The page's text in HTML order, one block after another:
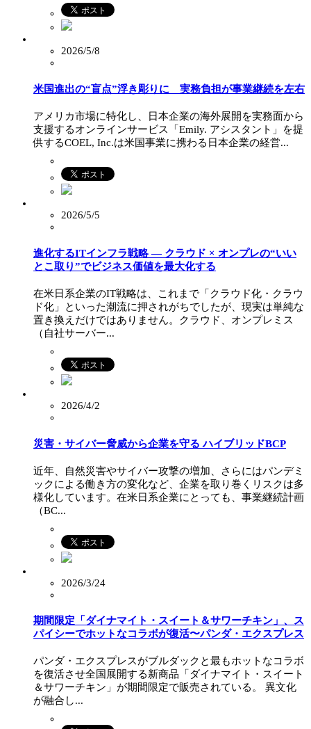
2026/5/8
米国進出の“盲点”浮き彫りに 実務負担が事業継続を左右
アメリカ市場に特化し、日本企業の海外展開を実務面から
支援するオンラインサービス「Emily. アシスタント」を提
供するCOEL, Inc.は米国事業に携わる日本企業の経営...
2026/5/5
進化するITインフラ戦略 — クラウド × オンプレの“いい
とこ取り”でビジネス価値を最大化する
在米日系企業のIT戦略は、これまで「クラウド化・クラウ
ド化」といった潮流に押されがちでしたが、現実は単純な
置き換えだけではありません。クラウド、オンプレミス
（自社サーバー...
2026/4/2
災害・サイバー脅威から企業を守る ハイブリッドBCP
近年、自然災害やサイバー攻撃の増加、さらにはパンデミ
ックによる働き方の変化など、企業を取り巻くリスクは多
様化しています。在米日系企業にとっても、事業継続計画
（BC...
2026/3/24
期間限定「ダイナマイト・スイート＆サワーチキン」、ス
パイシーでホットなコラボが復活〜パンダ・エクスプレス
パンダ・エクスプレスがブルダックと最もホットなコラボ
を復活させ全国展開する新商品「ダイナマイト・スイート
＆サワーチキン」が期間限定で販売されている。 異文化
が融合し...